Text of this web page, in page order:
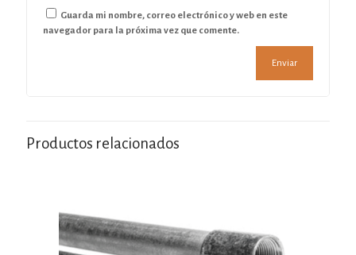
Guarda mi nombre, correo electrónico y web en este
navegador para la próxima vez que comente.
Productos relacionados